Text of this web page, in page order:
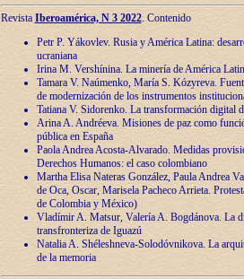
Revista Iberoamérica, N 3 2022. Contenido
Petr P. Yákovlev. Rusia y América Latina:
ucraniana
Irina M. Vershínina. La minería de América
Tamara V. Naúmenko, María S. Kózyreva.
de modernización de los instrumentos
Tatiana V. Sidorenko. La transformación digital
Arina A. Andréeva. Misiones de paz como
pública en España
Paola Andrea Acosta-Alvarado. Medidas
Derechos Humanos: el caso colombiano
Martha Elisa Nateras González, Paula Andrea
de Oca, Oscar, Marisela Pacheco Arrieta.
de Colombia y México)
Vladímir A. Matsur, Valería A. Bogdánova. La
transfronteriza de Iguazú
Natalia A. Shéleshneva-Solodóvnikova. La
de la memoria